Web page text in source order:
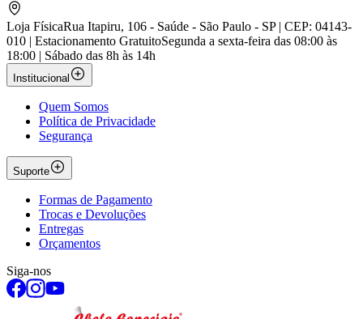
Loja FísicaRua Itapiru, 106 - Saúde - São Paulo - SP | CEP: 04143-
010 | Estacionamento GratuitoSegunda a sexta-feira das 08:00 às
18:00 | Sábado das 8h às 14h
Institucional
Quem Somos
Política de Privacidade
Segurança
Suporte
Formas de Pagamento
Trocas e Devoluções
Entregas
Orçamentos
Siga-nos